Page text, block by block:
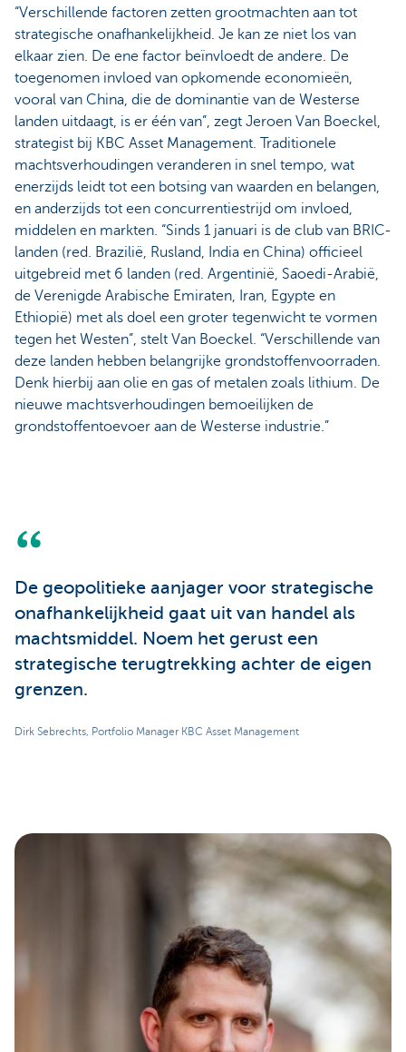
“Verschillende factoren zetten grootmachten aan tot
strategische onafhankelijkheid. Je kan ze niet los van
elkaar zien. De ene factor beïnvloedt de andere. De
toegenomen invloed van opkomende economieën,
vooral van China, die de dominantie van de Westerse
landen uitdaagt, is er één van”, zegt Jeroen Van Boeckel,
strategist bij KBC Asset Management. Traditionele
machtsverhoudingen veranderen in snel tempo, wat
enerzijds leidt tot een botsing van waarden en belangen,
en anderzijds tot een concurrentiestrijd om invloed,
middelen en markten. “Sinds 1 januari is de club van BRIC-
landen (red. Brazilië, Rusland, India en China) officieel
uitgebreid met 6 landen (red. Argentinië, Saoedi-Arabië,
de Verenigde Arabische Emiraten, Iran, Egypte en
Ethiopië) met als doel een groter tegenwicht te vormen
tegen het Westen”, stelt Van Boeckel. “Verschillende van
deze landen hebben belangrijke grondstoffenvoorraden.
Denk hierbij aan olie en gas of metalen zoals lithium. De
nieuwe machtsverhoudingen bemoeilijken de
grondstoffentoevoer aan de Westerse industrie.”
De geopolitieke aanjager voor strategische
onafhankelijkheid gaat uit van handel als
machtsmiddel. Noem het gerust een
strategische terugtrekking achter de eigen
grenzen.
Dirk Sebrechts, Portfolio Manager KBC Asset Management